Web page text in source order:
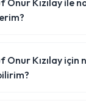
Onur Kızılay ile
Onur Kızılay için